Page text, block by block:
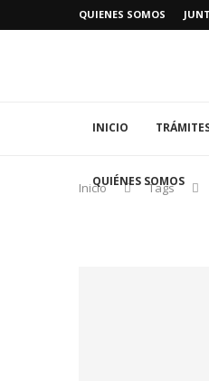
QUIENES SOMOS
INICIO
QUIÉNES SOMOS
Inicio Tags